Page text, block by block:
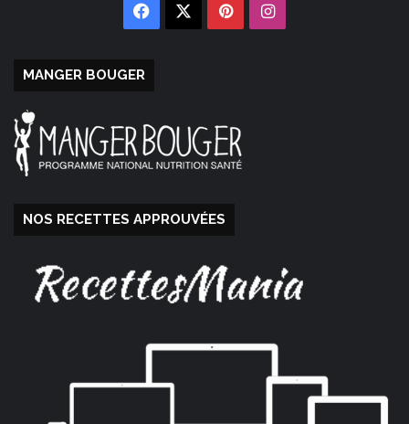
Facebook PinterestInstagram
MANGER BOUGER
NOS RECETTES APPROUVÉES